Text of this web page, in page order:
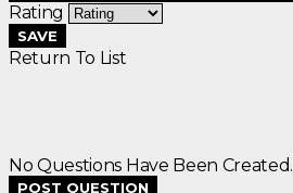
Rating
SAVE
Return To List
No Questions Have Been Created.
POST QUESTION